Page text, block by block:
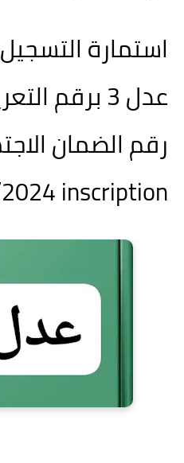
استمارة
عدل 3 برقم
2024 inscription”